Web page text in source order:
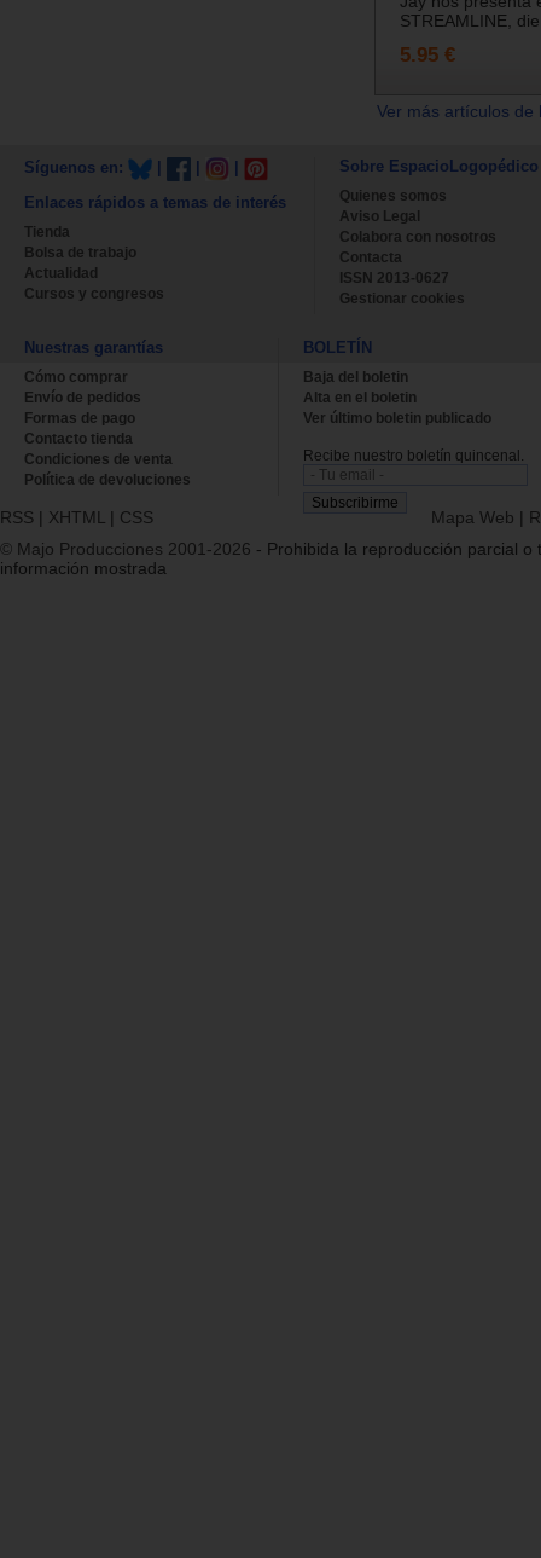
STREAMLINE,
5.95 €
Ver más artículos
Síguenos en:
Enlaces rápidos a temas de interés
Tienda
Bolsa de trabajo
Actualidad
Cursos y congresos
Sobre EspacioLogopédico
Quienes somos
Aviso Legal
Colabora con nosotros
Contacta
ISSN 2013-0627
Gestionar cookies
Nuestras garantías
Cómo comprar
Envío de pedidos
Formas de pago
Contacto tienda
Condiciones de venta
Política de devoluciones
BOLETÍN
Baja del boletin
Alta en el boletin
Ver último boletin publicado
Recibe nuestro boletín quincenal.
RSS | XHTML | CSS Mapa Web |
© Majo Producciones 2001-2026 - Prohibida la reproducción parcial o
información mostrada